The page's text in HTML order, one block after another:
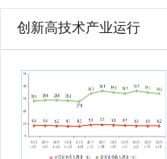
组织机构
创新高技术产业运行